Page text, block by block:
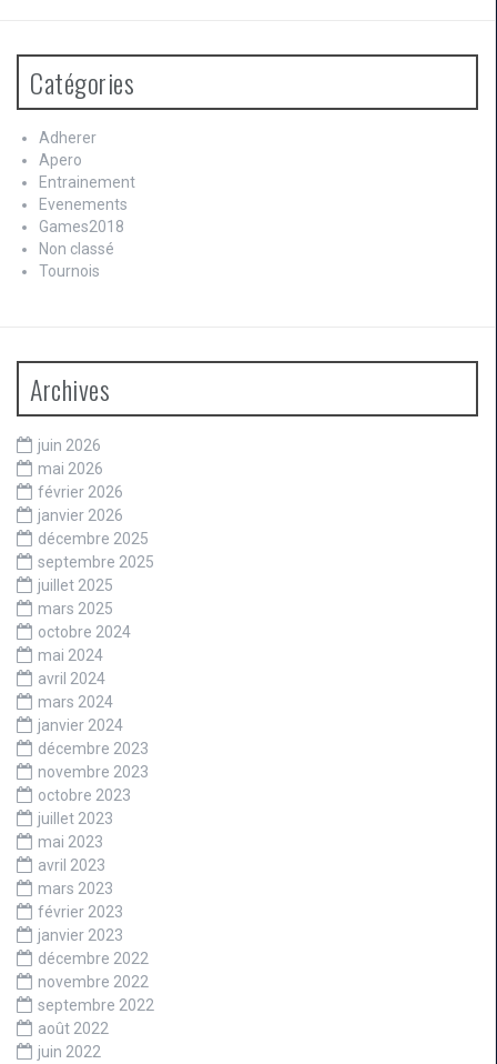
Catégories
Adherer
Apero
Entrainement
Evenements
Games2018
Non classé
Tournois
Archives
juin 2026
mai 2026
février 2026
janvier 2026
décembre 2025
septembre 2025
juillet 2025
mars 2025
octobre 2024
mai 2024
avril 2024
mars 2024
janvier 2024
décembre 2023
novembre 2023
octobre 2023
juillet 2023
mai 2023
avril 2023
mars 2023
février 2023
janvier 2023
décembre 2022
novembre 2022
septembre 2022
août 2022
juin 2022